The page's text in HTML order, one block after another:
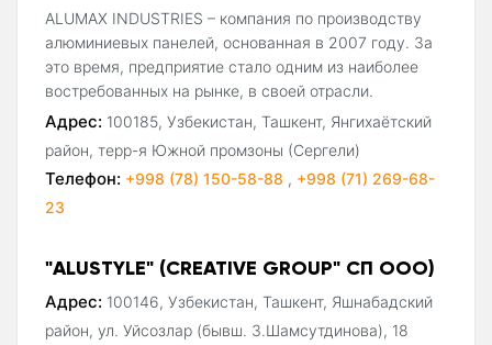
ALUMAX INDUSTRIES – компания по производству
алюминиевых панелей, основанная в 2007 году. За
это время, предприятие стало одним из наиболее
востребованных на рынке, в своей отрасли.
Адрес: 100185, Узбекистан, Ташкент, Янгихаётский
район, терр-я Южной промзоны (Сергели)
Телефон: +998 (78) 150-58-88 , +998 (71) 269-68-
23
"ALUSTYLE" (CREATIVE GROUP" СП ООО)
Адрес: 100146, Узбекистан, Ташкент, Яшнабадский
район, ул. Уйсозлар (бывш. З.Шамсутдинова), 18